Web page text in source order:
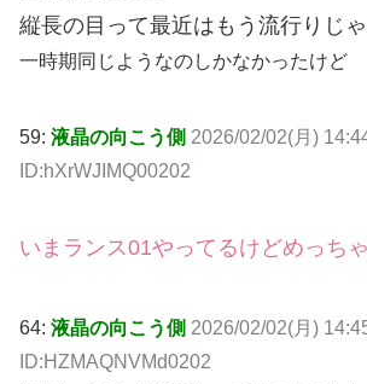
縦長の目って最近はもう流行りじ
一時期同じようなのしかなかったけど
59: 液晶の向こう側 2026/02/02(月)
ID:hXrWJIMQ00202
いまランス01やってるけどめっち
64: 液晶の向こう側 2026/02/02(月)
ID:HZMAQNVMd0202